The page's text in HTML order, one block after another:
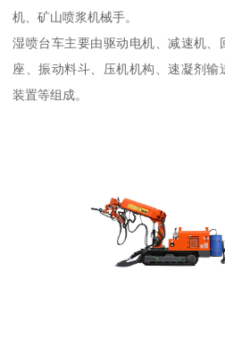
机、矿山喷浆机械手。
湿喷台车主要由驱动电机、减速机
座、振动料斗、压机机构、速凝剂输
装置等组成。